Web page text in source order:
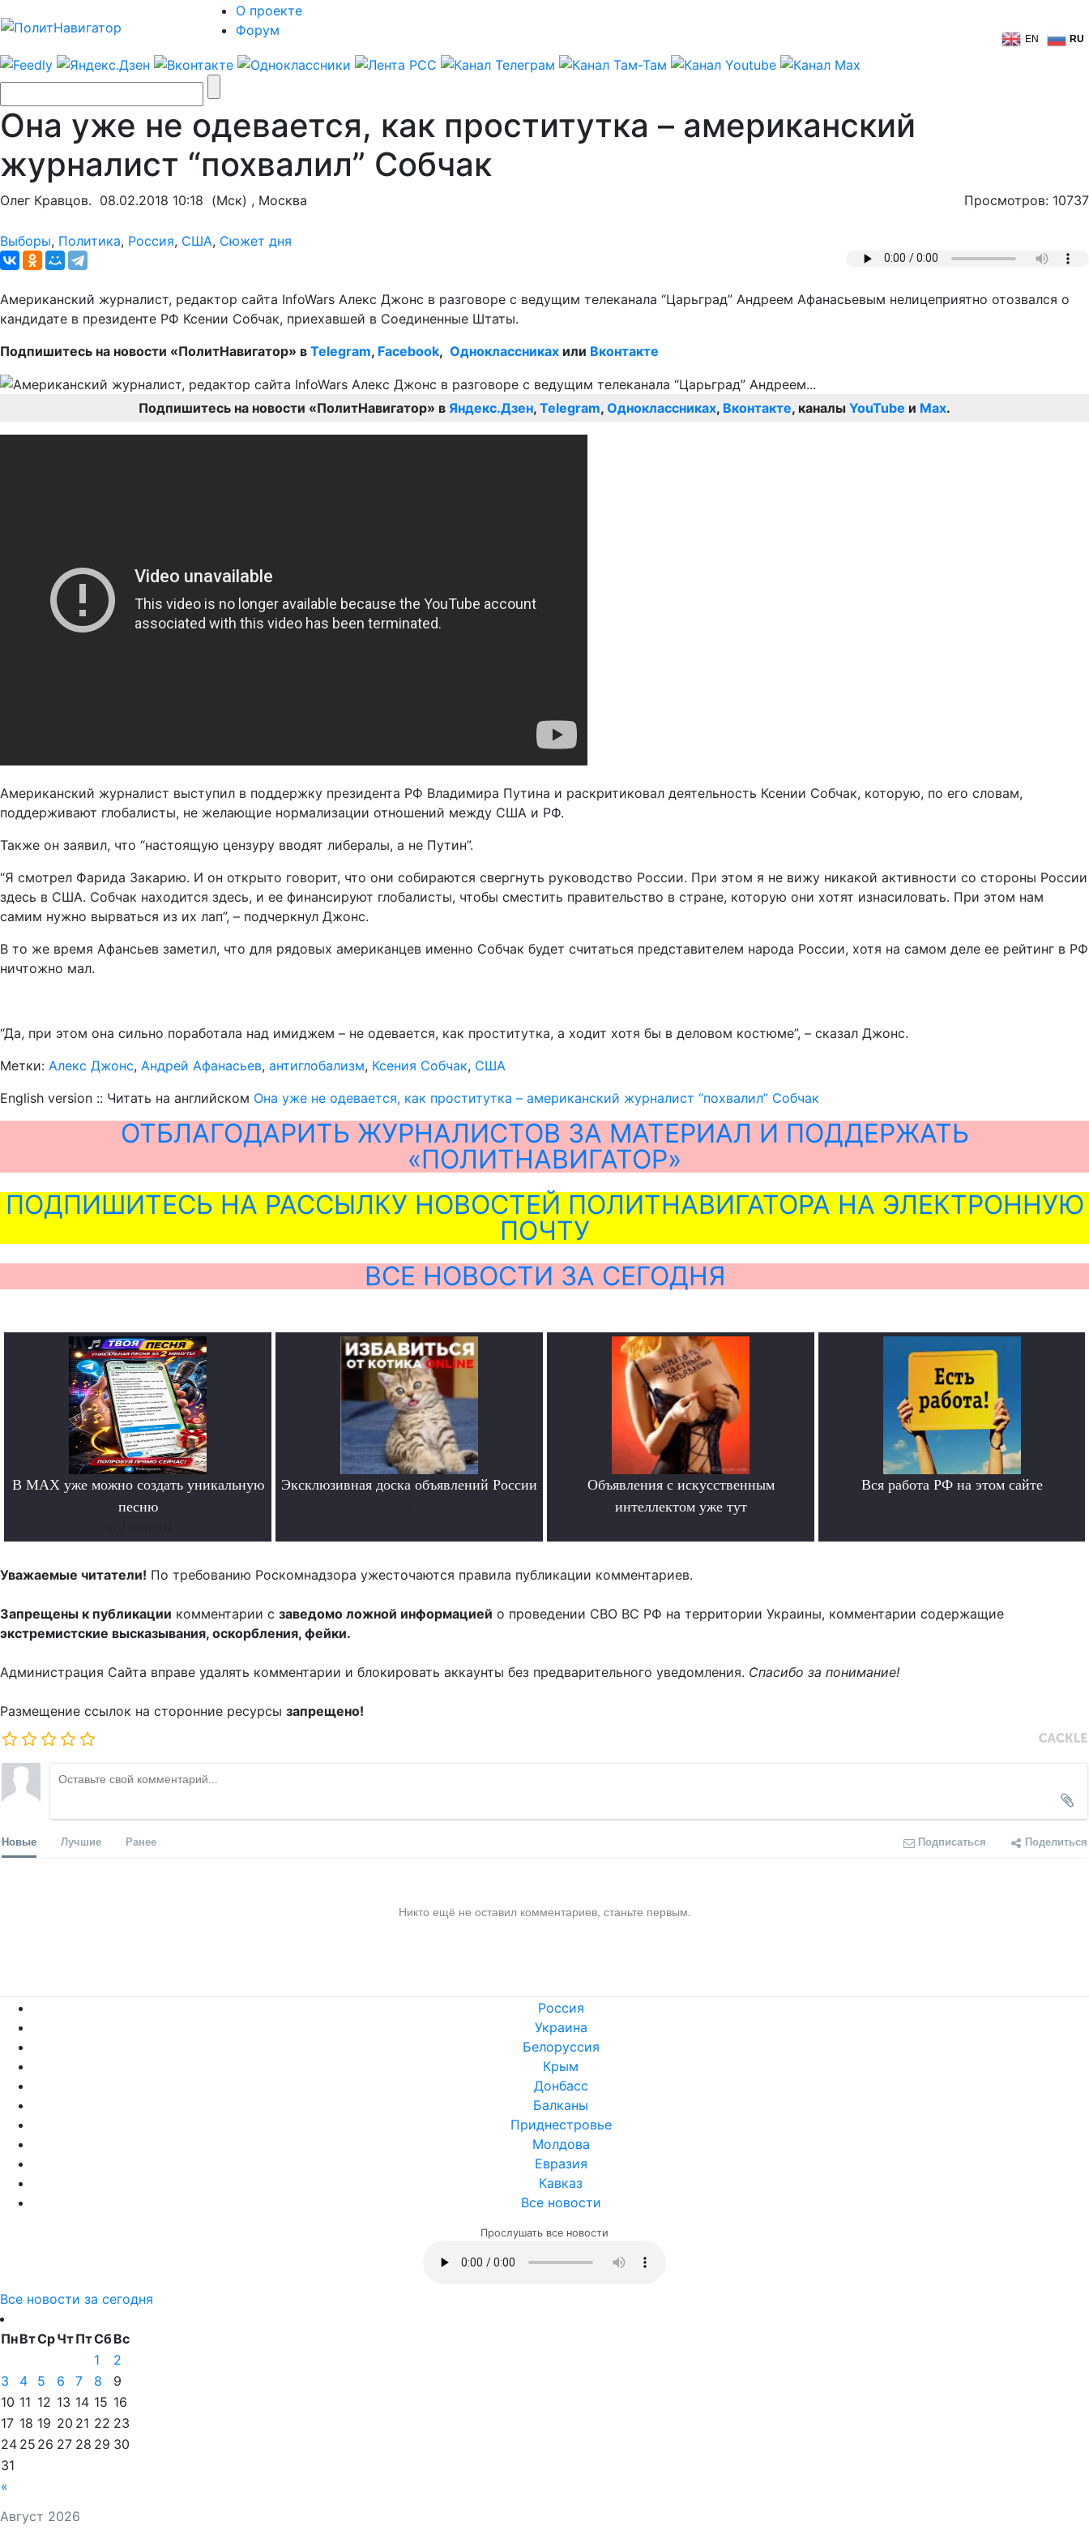
О проекте
Форум
EN RU
Она уже не одевается, как проститутка – американский
журналист “похвалил” Собчак
Олег Кравцов. 08.02.2018 10:18 (Мск) , Москва Просмотров: 10737
Выборы, Политика, Россия, США, Сюжет дня
Американский журналист, редактор сайта InfoWars Алекс Джонс в разговоре с ведущим телеканала “Царьград” Андреем Афанасьевым нелицеприятно отозвался о
кандидате в президенте РФ Ксении Собчак, приехавшей в Соединенные Штаты.
Подпишитесь на новости «ПолитНавигатор» в Telegram, Facebook, Одноклассниках или Вконтакте
Подпишитесь на новости «ПолитНавигатор» в Яндекс.Дзен, Telegram, Одноклассниках, Вконтакте, каналы YouTube и Max.
Американский журналист выступил в поддержку президента РФ Владимира Путина и раскритиковал деятельность Ксении Собчак, которую, по его словам,
поддерживают глобалисты, не желающие нормализации отношений между США и РФ.
Также он заявил, что “настоящую цензуру вводят либералы, а не Путин”.
“Я смотрел Фарида Закарию. И он открыто говорит, что они собираются свергнуть руководство России. При этом я не вижу никакой активности со стороны России
здесь в США. Собчак находится здесь, и ее финансируют глобалисты, чтобы сместить правительство в стране, которую они хотят изнасиловать. При этом нам
самим нужно вырваться из их лап”, – подчеркнул Джонс.
В то же время Афансьев заметил, что для рядовых американцев именно Собчак будет считаться представителем народа России, хотя на самом деле ее рейтинг в РФ
ничтожно мал.
“Да, при этом она сильно поработала над имиджем – не одевается, как проститутка, а ходит хотя бы в деловом костюме”, – сказал Джонс.
Метки: Алекс Джонс, Андрей Афанасьев, антиглобализм, Ксения Собчак, США
English version :: Читать на английском Она уже не одевается, как проститутка – американский журналист “похвалил” Собчак
ОТБЛАГОДАРИТЬ ЖУРНАЛИСТОВ ЗА МАТЕРИАЛ И ПОДДЕРЖАТЬ
«ПОЛИТНАВИГАТОР»
ПОДПИШИТЕСЬ НА РАССЫЛКУ НОВОСТЕЙ ПОЛИТНАВИГАТОРА НА ЭЛЕКТРОННУЮ
ПОЧТУ
ВСЕ НОВОСТИ ЗА СЕГОДНЯ
В MAX уже можно создать уникальную
песню
Эксклюзивная доска объявлений России
Объявления с искусственным
интеллектом уже тут
Вся работа РФ на этом сайте
Уважаемые читатели! По требованию Роскомнадзора ужесточаются правила публикации комментариев.
Запрещены к публикации комментарии с заведомо ложной информацией о проведении СВО ВС РФ на территории Украины, комментарии содержащие
экстремистские высказывания, оскорбления, фейки.
Администрация Сайта вправе удалять комментарии и блокировать аккаунты без предварительного уведомления. Спасибо за понимание!
Размещение ссылок на сторонние ресурсы запрещено!
Новые Лучшие Ранее Подписаться Поделиться
Никто ещё не оставил комментариев, станьте первым.
Россия
Украина
Белоруссия
Крым
Донбасс
Балканы
Приднестровье
Молдова
Евразия
Кавказ
Все новости
Прослушать все новости
Все новости за сегодня
Август 2026
ПнВтСрЧтПтСбВс
«
1
2
3
4 5 6 7 8
9
10 11 12 13 14 15 16
17 18 19 20 21 22 23
24 25 26 27 28 29 30
31